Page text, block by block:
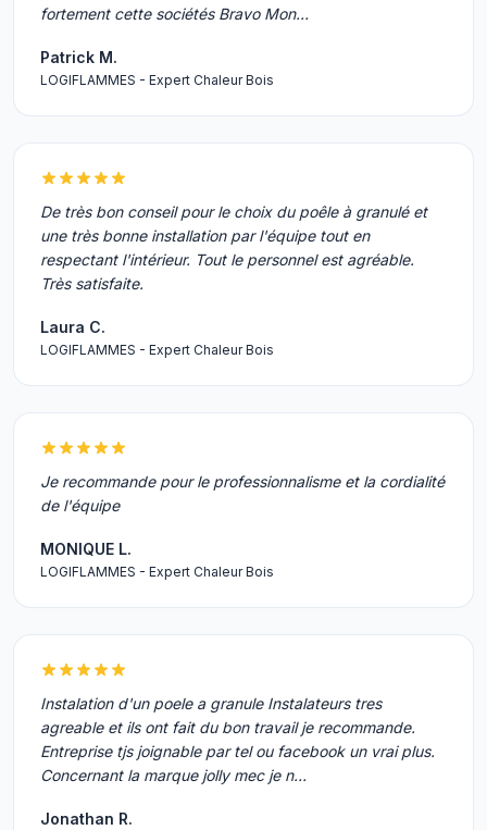
fortement cette sociétés Bravo Mon…
Patrick M.
LOGIFLAMMES - Expert Chaleur Bois
De très bon conseil pour le choix du poêle à granulé et
une très bonne installation par l'équipe tout en
respectant l'intérieur. Tout le personnel est agréable.
Très satisfaite.
Laura C.
LOGIFLAMMES - Expert Chaleur Bois
Je recommande pour le professionnalisme et la cordialité
de l'équipe
MONIQUE L.
LOGIFLAMMES - Expert Chaleur Bois
Instalation d'un poele a granule Instalateurs tres
agreable et ils ont fait du bon travail je recommande.
Entreprise tjs joignable par tel ou facebook un vrai plus.
Concernant la marque jolly mec je n…
Jonathan R.